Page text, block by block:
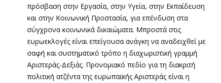
πρόσβαση στην Εργασία, στην Υγεία, στην Εκπαίδευση
και στην Κοινωνική Προστασία, για επένδυση στα
σύγχρονα κοινωνικά δικαιώματα. Μπροστά στις
ευρωεκλογές είναι επείγουσα ανάγκη να αναδειχθεί με
σαφή και συστηματικό τρόπο η διαχωριστική γραμμή
Αριστεράς-Δεξιάς. Προνομιακό πεδίο για τη διακριτή
πολιτική ατζέντα της ευρωπαϊκής Αριστεράς είναι η